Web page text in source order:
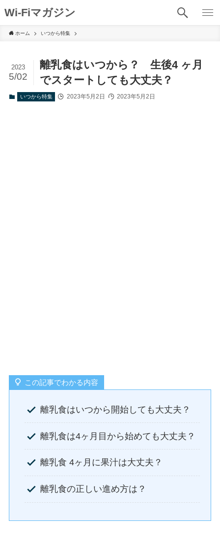
Wi-Fiマガジン
ホーム いつから特集
離乳食はいつから？ 生後4 ヶ月
でスタートしても大丈夫？
2023
5/02
いつから特集 2023年5月2日 2023年5月2日
この記事でわかる内容
離乳食はいつから開始しても大丈夫？
離乳食は4ヶ月目から始めても大丈夫？
離乳食 4ヶ月に果汁は大丈夫？
離乳食の正しい進め方は？